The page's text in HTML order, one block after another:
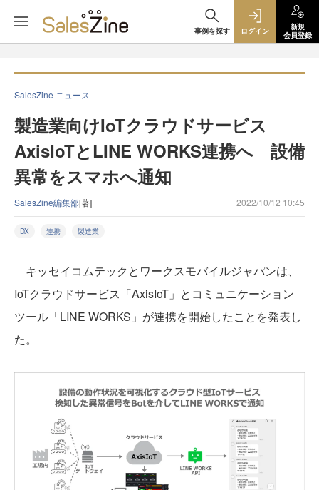
事例を探す ログイン
新規
会員登録
SalesZine ニュース
製造業向けIoTクラウドサービス
AxisIoTとLINE WORKS連携へ 設備
異常をスマホへ通知
SalesZine編集部[著] 2022/10/12 10:45
DX 連携 製造業
キッセイコムテックとワークスモバイルジャパンは、
IoTクラウドサービス「AxisIoT」とコミュニケーション
ツール「LINE WORKS」が連携を開始したことを発表し
た。